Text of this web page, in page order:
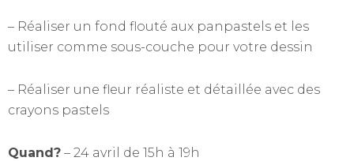
– Réaliser un fond flouté aux panpastels et les
utiliser comme sous-couche pour votre dessin
– Réaliser une fleur réaliste et détaillée avec des
crayons pastels
Quand? – 24 avril de 15h à 19h